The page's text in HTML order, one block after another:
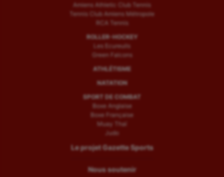
Amiens Athletic Club Tennis
Tennis Club Amiens Métropole
RCA Tennis
ROLLER-HOCKEY
Les Ecureuils
Green Falcons
ATHLÉTISME
NATATION
SPORT DE COMBAT
Boxe Anglaise
Boxe Française
Muay Thaï
Judo
Le projet Gazette Sports
Nous soutenir